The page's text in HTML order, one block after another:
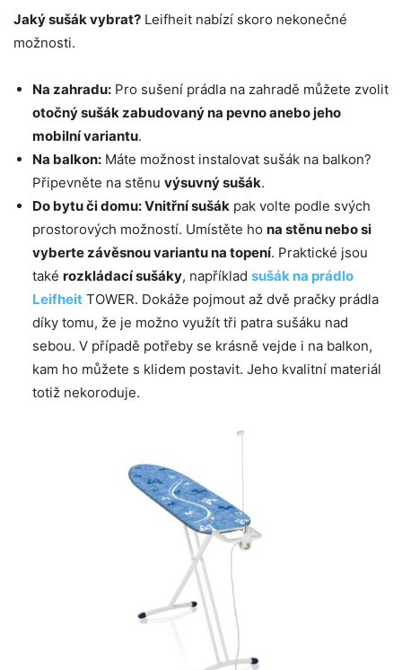
Jaký sušák vybrat? Leifheit nabízí skoro nekonečné
možnosti.
Na zahradu: Pro sušení prádla na zahradě můžete zvolit
otočný sušák zabudovaný na pevno anebo jeho
mobilní variantu.
Na balkon: Máte možnost instalovat sušák na balkon?
Připevněte na stěnu výsuvný sušák.
Do bytu či domu: Vnitřní sušák pak volte podle svých
prostorových možností. Umístěte ho na stěnu nebo si
vyberte závěsnou variantu na topení. Praktické jsou
také rozkládací sušáky, například sušák na prádlo
Leifheit TOWER. Dokáže pojmout až dvě pračky prádla
díky tomu, že je možno využít tři patra sušáku nad
sebou. V případě potřeby se krásně vejde i na balkon,
kam ho můžete s klidem postavit. Jeho kvalitní materiál
totiž nekoroduje.